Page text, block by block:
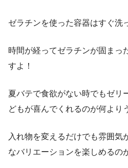
ゼラチンを使った容器はすぐ洗
時間が経ってゼラチンが固まっ
すよ！
夏バテで食欲がない時でもゼリ
どもが喜んでくれるのが何より
入れ物を変えるだけでも雰囲気
なバリエーションを楽しめるの